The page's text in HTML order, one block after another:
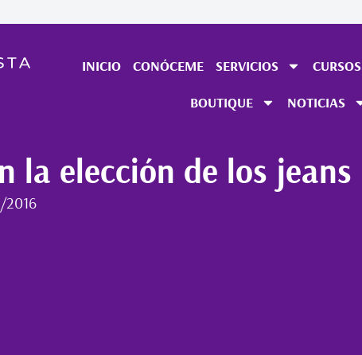
INICIO CONÓCEME SERVICIOS
CURSOS
BOUTIQUE
NOTICIAS
la elección de los jeans
2016